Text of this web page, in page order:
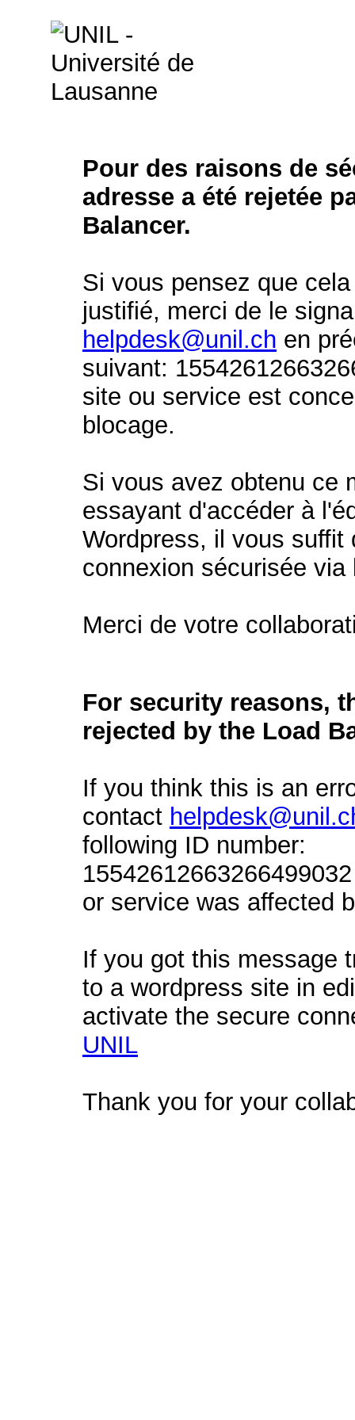
Pour des raisons de
adresse a été rejetée
Balancer.
Si vous pensez que
justifié, merci de le
helpdesk@unil.ch en
suivant:
site ou service est
blocage.
Si vous avez obtenu ce
essayant d'accéder à
Wordpress, il vous suffit
connexion sécurisée
Merci de votre
For security reasons,
rejected by the Load
If you think this is an
contact
following ID number:
or service was affected
If you got this message
to a wordpress site in
activate the secure
UNIL
Thank you for your